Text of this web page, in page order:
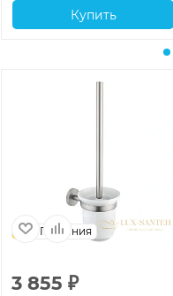
Купить
Германия
3 855 ₽